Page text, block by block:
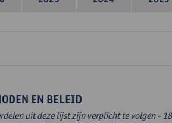
EN BELEID
uit deze lijst zijn verplicht te volgen -